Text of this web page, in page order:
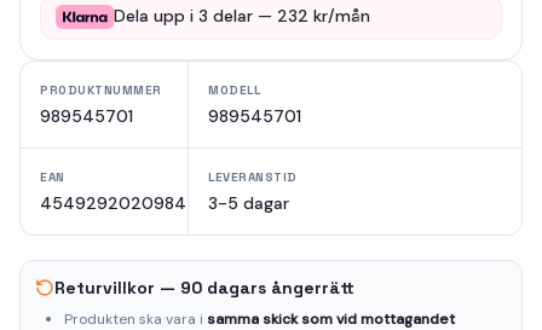
Dela upp i 3 delar — 232 kr/mån
PRODUKTNUMMER
989545701
MODELL
989545701
EAN
4549292020984
LEVERANSTID
3-5 dagar
Returvillkor — 90 dagars ångerrätt
Produkten ska vara i samma skick som vid mottagandet